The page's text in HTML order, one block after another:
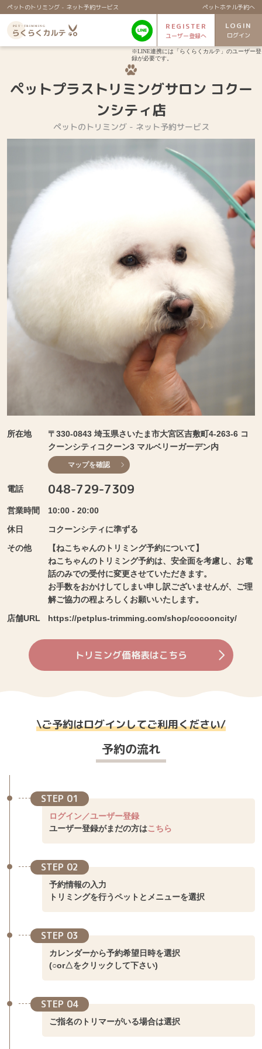
ペットのトリミング - ネット予約サービス ペットホテル予約へ
※LINE連携には「らくらくカルテ」のユーザー登
録が必要です。
REGISTER
ユーザー登録へ
LOGIN
ログイン
ペットプラストリミングサロン コクー
ンシティ店
ペットのトリミング - ネット予約サービス
所在地
〒330‐0843 埼玉県さいたま市大宮区吉敷町4-263-6 コ
クーンシティコクーン3 マルベリーガーデン内
マップを確認
電話 048-729-7309
営業時間
10:00 - 20:00
休日
コクーンシティに準ずる
その他
【ねこちゃんのトリミング予約について】
ねこちゃんのトリミング予約は、安全面を考慮し、お電
話のみでの受付に変更させていただきます。
お手数をおかけしてしまい申し訳ございませんが、ご理
解ご協力の程よろしくお願いいたします。
店舗URL
https://petplus-trimming.com/shop/cocooncity/
トリミング価格表はこちら
\ご予約はログインしてご利用ください/
予約の流れ
STEP 01
ログイン／ユーザー登録
ユーザー登録がまだの方はこちら
STEP 02
予約情報の入力
トリミングを行うペットとメニューを選択
STEP 03
カレンダーから予約希望日時を選択
(○or△をクリックして下さい)
STEP 04
ご指名のトリマーがいる場合は選択